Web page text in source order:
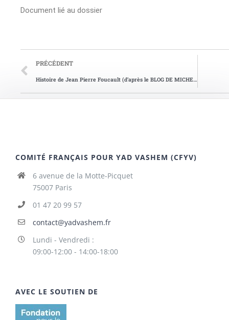
Document lié au dossier
PRÉCÉDENT
Histoire de Jean Pierre Foucault (d’après le BLOG DE MICHEL DANDELOT)
COMITÉ FRANÇAIS POUR YAD VASHEM (CFYV)
6 avenue de la Motte-Picquet
75007 Paris
01 47 20 99 57
contact@yadvashem.fr
Lundi - Vendredi :
09:00-12:00 - 14:00-18:00
AVEC LE SOUTIEN DE